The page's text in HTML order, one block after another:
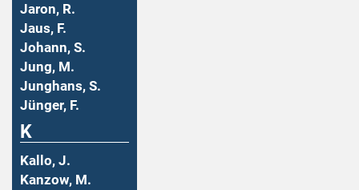
Jaron, R.
Jaus, F.
Johann, S.
Jung, M.
Junghans, S.
Jünger, F.
K
Kallo, J.
Kanzow, M.